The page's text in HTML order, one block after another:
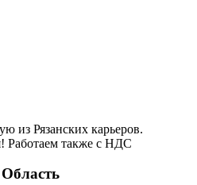
из Рязанских карьеров.
Работаем также с НДС